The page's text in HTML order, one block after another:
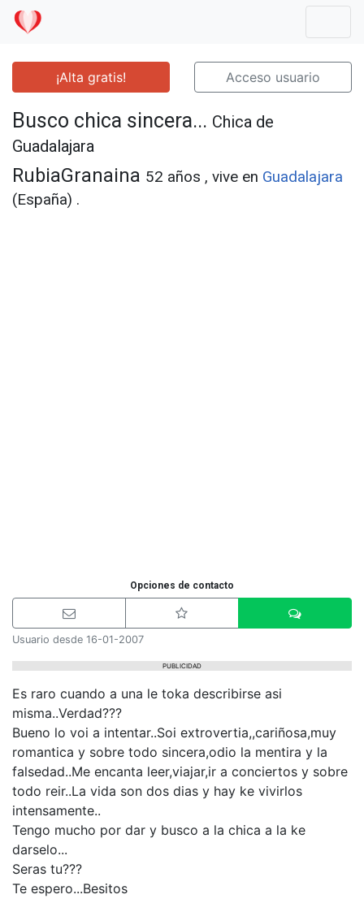
¡Alta gratis! Acceso usuario
Busco chica sincera... Chica de
Guadalajara
RubiaGranaina 52 años , vive en Guadalajara
(España) .
Opciones de contacto
Usuario desde 16-01-2007
PUBLICIDAD
Es raro cuando a una le toka describirse asi
misma..Verdad???
Bueno lo voi a intentar..Soi extrovertia,,cariñosa,muy
romantica y sobre todo sincera,odio la mentira y la
falsedad..Me encanta leer,viajar,ir a conciertos y sobre
todo reir..La vida son dos dias y hay ke vivirlos
intensamente..
Tengo mucho por dar y busco a la chica a la ke
darselo...
Seras tu???
Te espero...Besitos